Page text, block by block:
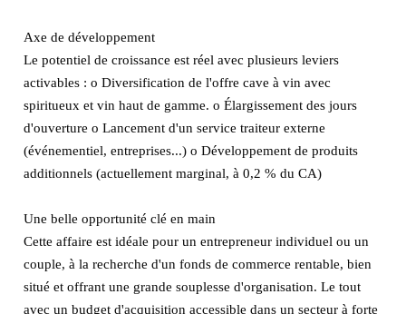
Axe de développement
Le potentiel de croissance est réel avec plusieurs leviers
activables : o Diversification de l'offre cave à vin avec
spiritueux et vin haut de gamme. o Élargissement des jours
d'ouverture o Lancement d'un service traiteur externe
(événementiel, entreprises...) o Développement de produits
additionnels (actuellement marginal, à 0,2 % du CA)
Une belle opportunité clé en main
Cette affaire est idéale pour un entrepreneur individuel ou un
couple, à la recherche d'un fonds de commerce rentable, bien
situé et offrant une grande souplesse d'organisation. Le tout
avec un budget d'acquisition accessible dans un secteur à forte